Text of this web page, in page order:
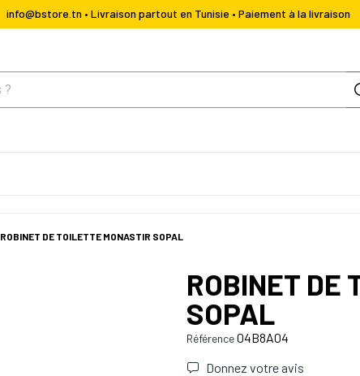
info@bstore.tn • Livraison partout en Tunisie • Paiement à la livraison
ROBINET DE TOILETTE MONASTIR SOPAL
ROBINET DE
SOPAL
Référence04B8A04
Donnez votre avis